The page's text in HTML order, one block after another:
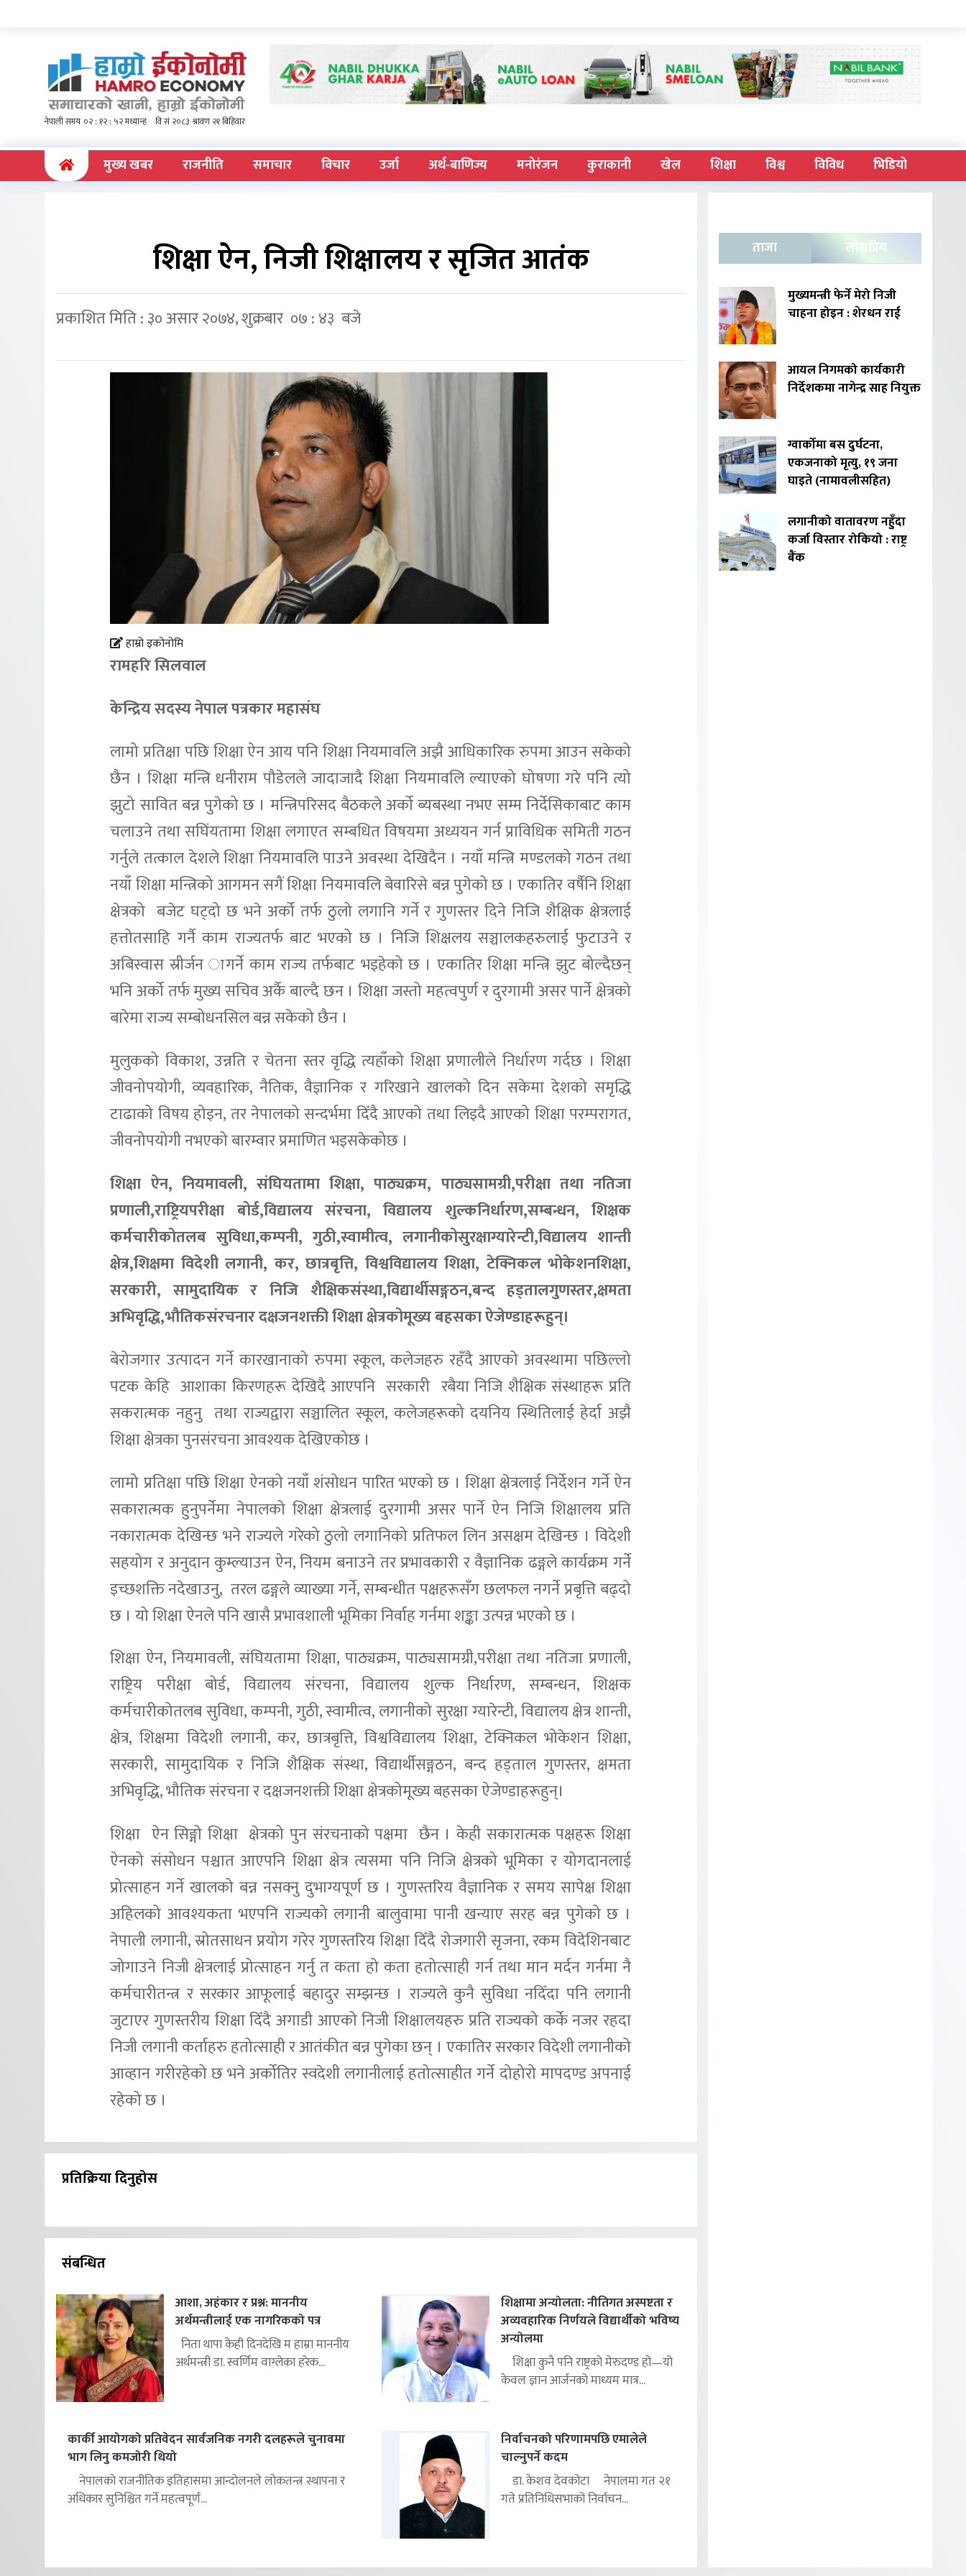
(current)मुख्य खबर राजनीति समाचार विचार उर्जा अर्थ-बाणिज्य मनोरंजन कुराकानी खेल शिक्षा विश्व विविध भिडियो
शिक्षा ऐन, निजी शिक्षालय र सृजित आतंक
प्रकाशित मिति : ३० असार २०७४, शुक्रबार ०७ : ४३ बजे
हाम्रो इकोनोमि
रामहरि सिलवाल
केन्द्रिय सदस्य नेपाल पत्रकार महासंघ
लामो प्रतिक्षा पछि शिक्षा ऐन आय पनि शिक्षा नियमावलि अझै आधिकारिक रुपमा आउन सकेको
छैन । शिक्षा मन्त्रि धनीराम पौडेलले जादाजादै शिक्षा नियमावलि ल्याएको घोषणा गरे पनि त्यो
झुटो सावित बन्न पुगेको छ । मन्त्रिपरिसद बैठकले अर्को ब्यबस्था नभए सम्म निर्देसिकाबाट काम
चलाउने तथा सघिंयतामा शिक्षा लगाएत सम्बधित विषयमा अध्ययन गर्न प्राविधिक समिती गठन
गर्नुले तत्काल देशले शिक्षा नियमावलि पाउने अवस्था देखिदैन । नयाँ मन्त्रि मण्डलको गठन तथा
नयाँ शिक्षा मन्त्रिको आगमन सगैं शिक्षा नियमावलि बेवारिसे बन्न पुगेको छ । एकातिर वर्षैनि शिक्षा
क्षेत्रको बजेट घट्दो छ भने अर्को तर्फ ठुलो लगानि गर्ने र गुणस्तर दिने निजि शैक्षिक क्षेत्रलाई
हत्तोतसाहि गर्नै काम राज्यतर्फ बाट भएको छ । निजि शिक्षलय सञ्चालकहरुलाई फुटाउने र
अबिस्वास स्रीर्जन ागर्ने काम राज्य तर्फबाट भइहेको छ । एकातिर शिक्षा मन्त्रि झुट बोल्दैछन्
भनि अर्को तर्फ मुख्य सचिव अर्कै बाल्दै छन । शिक्षा जस्तो महत्वपुर्ण र दुरगामी असर पार्ने क्षेत्रको
बारेमा राज्य सम्बोधनसिल बन्न सकेको छैन ।
मुलुकको विकाश, उन्नति र चेतना स्तर वृद्धि त्यहाँको शिक्षा प्रणालीले निर्धारण गर्दछ । शिक्षा
जीवनोपयोगी, व्यवहारिक, नैतिक, वैज्ञानिक र गरिखाने खालको दिन सकेमा देशको समृद्धि
टाढाको विषय होइन, तर नेपालको सन्दर्भमा दिँदै आएको तथा लिइदै आएको शिक्षा परम्परागत,
जीवनोपयोगी नभएको बारम्वार प्रमाणित भइसकेकोछ ।
शिक्षा ऐन, नियमावली, संघियतामा शिक्षा, पाठ्यक्रम, पाठ्यसामग्री,परीक्षा तथा नतिजा
प्रणाली,राष्ट्रियपरीक्षा बोर्ड,विद्यालय संरचना, विद्यालय शुल्कनिर्धारण,सम्बन्धन, शिक्षक
कर्मचारीकोतलब सुविधा,कम्पनी, गुठी,स्वामीत्व, लगानीकोसुरक्षाग्यारेन्टी,विद्यालय शान्ती
क्षेत्र,शिक्षमा विदेशी लगानी, कर, छात्रबृत्ति, विश्वविद्यालय शिक्षा, टेक्निकल भोकेशनशिक्षा,
सरकारी, सामुदायिक र निजि शैक्षिकसंस्था,विद्यार्थीसङ्गठन,बन्द हड्तालगुणस्तर,क्षमता
अभिवृद्धि,भौतिकसंरचनार दक्षजनशक्ती शिक्षा क्षेत्रकोमूख्य बहसका ऐजेण्डाहरूहुन्।
बेरोजगार उत्पादन गर्ने कारखानाको रुपमा स्कूल, कलेजहरु रहँदै आएको अवस्थामा पछिल्लो
पटक केहि आशाका किरणहरू देखिदै आएपनि सरकारी रबैया निजि शैक्षिक संस्थाहरू प्रति
सकरात्मक नहुनु तथा राज्यद्वारा सञ्चालित स्कूल, कलेजहरूको दयनिय स्थितिलाई हेर्दा अझै
शिक्षा क्षेत्रका पुनसंरचना आवश्यक देखिएकोछ ।
लामो प्रतिक्षा पछि शिक्षा ऐनको नयाँ शंसोधन पारित भएको छ । शिक्षा क्षेत्रलाई निर्देशन गर्ने ऐन
सकारात्मक हुनुपर्नेमा नेपालको शिक्षा क्षेत्रलाई दुरगामी असर पार्ने ऐन निजि शिक्षालय प्रति
नकारात्मक देखिन्छ भने राज्यले गरेको ठुलो लगानिको प्रतिफल लिन असक्षम देखिन्छ । विदेशी
सहयोग र अनुदान कुम्ल्याउन ऐन, नियम बनाउने तर प्रभावकारी र वैज्ञानिक ढङ्गले कार्यक्रम गर्ने
इच्छशक्ति नदेखाउनु, तरल ढङ्गले व्याख्या गर्ने, सम्बन्धीत पक्षहरूसँग छलफल नगर्ने प्रबृत्ति बढ्दो
छ । यो शिक्षा ऐनले पनि खासै प्रभावशाली भूमिका निर्वाह गर्नमा शङ्का उत्पन्न भएको छ ।
शिक्षा ऐन, नियमावली, संघियतामा शिक्षा, पाठ्यक्रम, पाठ्यसामग्री,परीक्षा तथा नतिजा प्रणाली,
राष्ट्रिय परीक्षा बोर्ड, विद्यालय संरचना, विद्यालय शुल्क निर्धारण, सम्बन्धन, शिक्षक
कर्मचारीकोतलब सुविधा, कम्पनी, गुठी, स्वामीत्व, लगानीको सुरक्षा ग्यारेन्टी, विद्यालय क्षेत्र शान्ती,
क्षेत्र, शिक्षमा विदेशी लगानी, कर, छात्रबृत्ति, विश्वविद्यालय शिक्षा, टेक्निकल भोकेशन शिक्षा,
सरकारी, सामुदायिक र निजि शैक्षिक संस्था, विद्यार्थीसङ्गठन, बन्द हड्ताल गुणस्तर, क्षमता
अभिवृद्धि, भौतिक संरचना र दक्षजनशक्ती शिक्षा क्षेत्रकोमूख्य बहसका ऐजेण्डाहरूहुन्।
शिक्षा ऐन सिङ्गो शिक्षा क्षेत्रको पुन संरचनाको पक्षमा छैन । केही सकारात्मक पक्षहरू शिक्षा
ऐनको संसोधन पश्चात आएपनि शिक्षा क्षेत्र त्यसमा पनि निजि क्षेत्रको भूमिका र योगदानलाई
प्रोत्साहन गर्ने खालको बन्न नसक्नु दुभाग्यपूर्ण छ । गुणस्तरिय वैज्ञानिक र समय सापेक्ष शिक्षा
अहिलको आवश्यकता भएपनि राज्यको लगानी बालुवामा पानी खन्याए सरह बन्न पुगेको छ ।
नेपाली लगानी, स्रोतसाधन प्रयोग गरेर गुणस्तरिय शिक्षा दिँदै रोजगारी सृजना, रकम विदेशिनबाट
जोगाउने निजी क्षेत्रलाई प्रोत्साहन गर्नु त कता हो कता हतोत्साही गर्न तथा मान मर्दन गर्नमा नै
कर्मचारीतन्त्र र सरकार आफूलाई बहादुर सम्झन्छ । राज्यले कुनै सुविधा नदिँदा पनि लगानी
जुटाएर गुणस्तरीय शिक्षा दिँदै अगाडी आएको निजी शिक्षालयहरु प्रति राज्यको कर्के नजर रहदा
निजी लगानी कर्ताहरु हतोत्साही र आतंकीत बन्न पुगेका छन् । एकातिर सरकार विदेशी लगानीको
आव्हान गरीरहेको छ भने अर्कोतिर स्वदेशी लगानीलाई हतोत्साहीत गर्ने दोहोरो मापदण्ड अपनाई
रहेको छ ।
प्रतिक्रिया दिनुहोस
संबन्धित
आशा, अहंकार र प्रश्न: माननीय
अर्थमन्त्रीलाई एक नागरिकको पत्र
निता थापा केही दिनदेखि म हाम्रा माननीय
अर्थमन्त्री डा. स्वर्णिम वाग्लेका हरेक...
शिक्षामा अन्योलता: नीतिगत अस्पष्टता र
अव्यवहारिक निर्णयले विद्यार्थीको भविष्य
अन्योलमा
शिक्षा कुनै पनि राष्ट्रको मेरुदण्ड हो—यो
केवल ज्ञान आर्जनको माध्यम मात्र...
कार्की आयोगको प्रतिवेदन सार्वजनिक नगरी दलहरूले चुनावमा
भाग लिनु कमजोरी थियो
नेपालको राजनीतिक इतिहासमा आन्दोलनले लोकतन्त्र स्थापना र
अधिकार सुनिश्चित गर्ने महत्वपूर्ण...
निर्वाचनको परिणामपछि एमालेले
चाल्नुपर्ने कदम
डा. केशव देवकोटा नेपालमा गत २१
गते प्रतिनिधिसभाको निर्वाचन...
ताजा लोकप्रिय
मुख्यमन्त्री फेर्ने मेरो निजी
चाहना होइन : शेरधन राई
आयल निगमको कार्यकारी
निर्देशकमा नागेन्द्र साह नियुक्त
ग्वार्कोमा बस दुर्घटना,
एकजनाको मृत्यु, १९ जना
घाइते (नामावलीसहित)
लगानीको वातावरण नहुँदा
कर्जा विस्तार रोकियो : राष्ट्र
बैंक